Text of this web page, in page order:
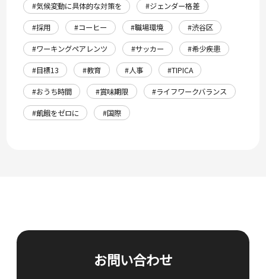
#気候変動に具体的な対策を
#ジェンダー格差
#採用
#コーヒー #職場環境
#渋谷区
#ワーキングペアレンツ
#サッカー
#希少疾患
#目標13
#教育 #人事
#TIPICA
#おうち時間
#賞味期限
#ライフワークバランス
#飢餓をゼロに
#国際
お問い合わせ